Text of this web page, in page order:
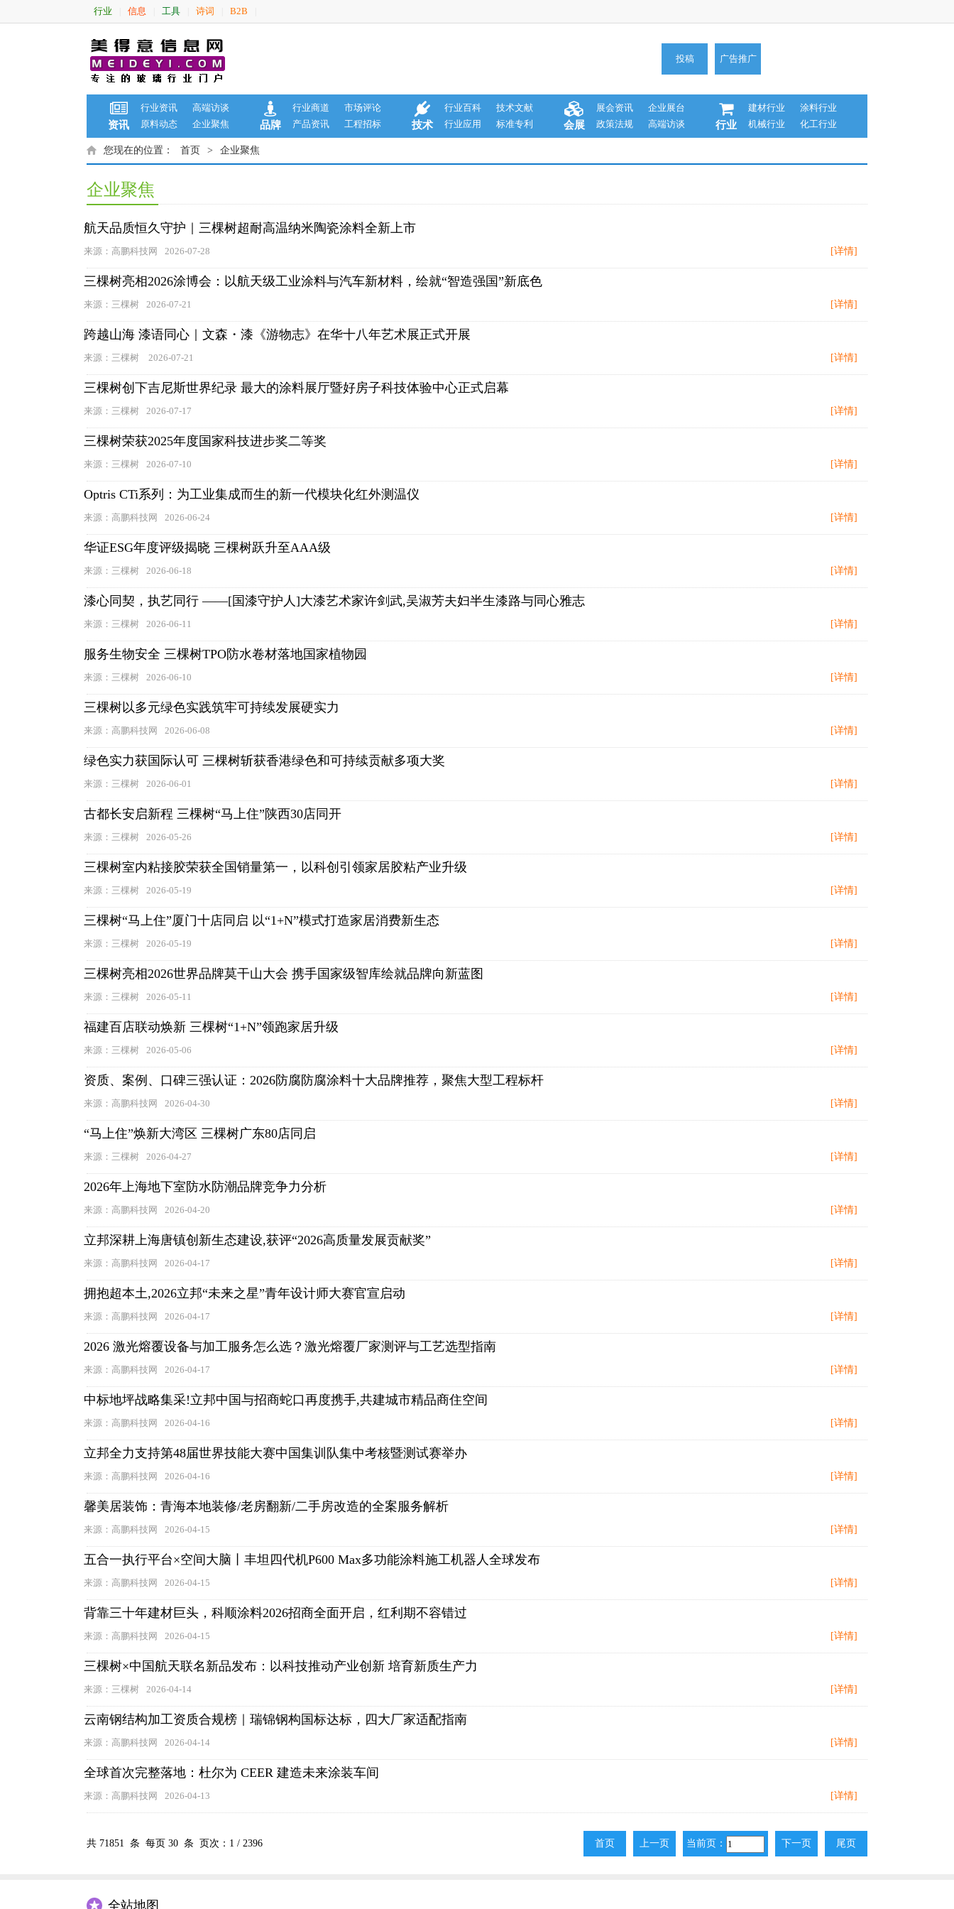
行业 信息 工具 诗词 B2B
投稿 广告推广
资讯
行业资讯
高端访谈
原料动态
企业聚焦 品牌
行业商道
市场评论
产品资讯
工程招标 技术
行业百科
技术文献
行业应用
标准专利 会展
展会资讯
企业展台
政策法规
高端访谈 行业
建材行业
涂料行业
机械行业
化工行业
您现在的位置： 首页 > 企业聚焦
企业聚焦
航天品质恒久守护｜三棵树超耐高温纳米陶瓷涂料全新上市
来源：高鹏科技网 2026-07-28 [详情]
三棵树亮相2026涂博会：以航天级工业涂料与汽车新材料，绘就“智造强国”新底色
来源：三棵树 2026-07-21 [详情]
跨越山海 漆语同心｜文森・漆《游物志》在华十八年艺术展正式开展
来源：三棵树 2026-07-21 [详情]
三棵树创下吉尼斯世界纪录 最大的涂料展厅暨好房子科技体验中心正式启幕
来源：三棵树 2026-07-17 [详情]
三棵树荣获2025年度国家科技进步奖二等奖
来源：三棵树 2026-07-10 [详情]
Optris CTi系列：为工业集成而生的新一代模块化红外测温仪
来源：高鹏科技网 2026-06-24 [详情]
华证ESG年度评级揭晓 三棵树跃升至AAA级
来源：三棵树 2026-06-18 [详情]
漆心同契，执艺同行 ——[国漆守护人]大漆艺术家许剑武,吴淑芳夫妇半生漆路与同心雅志
来源：三棵树 2026-06-11 [详情]
服务生物安全 三棵树TPO防水卷材落地国家植物园
来源：三棵树 2026-06-10 [详情]
三棵树以多元绿色实践筑牢可持续发展硬实力
来源：高鹏科技网 2026-06-08 [详情]
绿色实力获国际认可 三棵树斩获香港绿色和可持续贡献多项大奖
来源：三棵树 2026-06-01 [详情]
古都长安启新程 三棵树“马上住”陕西30店同开
来源：三棵树 2026-05-26 [详情]
三棵树室内粘接胶荣获全国销量第一，以科创引领家居胶粘产业升级
来源：三棵树 2026-05-19 [详情]
三棵树“马上住”厦门十店同启 以“1+N”模式打造家居消费新生态
来源：三棵树 2026-05-19 [详情]
三棵树亮相2026世界品牌莫干山大会 携手国家级智库绘就品牌向新蓝图
来源：三棵树 2026-05-11 [详情]
福建百店联动焕新 三棵树“1+N”领跑家居升级
来源：三棵树 2026-05-06 [详情]
资质、案例、口碑三强认证：2026防腐防腐涂料十大品牌推荐，聚焦大型工程标杆
来源：高鹏科技网 2026-04-30 [详情]
“马上住”焕新大湾区 三棵树广东80店同启
来源：三棵树 2026-04-27 [详情]
2026年上海地下室防水防潮品牌竞争力分析
来源：高鹏科技网 2026-04-20 [详情]
立邦深耕上海唐镇创新生态建设,获评“2026高质量发展贡献奖”
来源：高鹏科技网 2026-04-17 [详情]
拥抱超本土,2026立邦“未来之星”青年设计师大赛官宣启动
来源：高鹏科技网 2026-04-17 [详情]
2026 激光熔覆设备与加工服务怎么选？激光熔覆厂家测评与工艺选型指南
来源：高鹏科技网 2026-04-17 [详情]
中标地坪战略集采!立邦中国与招商蛇口再度携手,共建城市精品商住空间
来源：高鹏科技网 2026-04-16 [详情]
立邦全力支持第48届世界技能大赛中国集训队集中考核暨测试赛举办
来源：高鹏科技网 2026-04-16 [详情]
馨美居装饰：青海本地装修/老房翻新/二手房改造的全案服务解析
来源：高鹏科技网 2026-04-15 [详情]
五合一执行平台×空间大脑丨丰坦四代机P600 Max多功能涂料施工机器人全球发布
来源：高鹏科技网 2026-04-15 [详情]
背靠三十年建材巨头，科顺涂料2026招商全面开启，红利期不容错过
来源：高鹏科技网 2026-04-15 [详情]
三棵树×中国航天联名新品发布：以科技推动产业创新 培育新质生产力
来源：三棵树 2026-04-14 [详情]
云南钢结构加工资质合规榜｜瑞锦钢构国标达标，四大厂家适配指南
来源：高鹏科技网 2026-04-14 [详情]
全球首次完整落地：杜尔为 CEER 建造未来涂装车间
来源：高鹏科技网 2026-04-13 [详情]
共 71851 条 每页 30 条 页次： 1 / 2396 首页 上一页 当前页： 下一页 尾页
全站地图